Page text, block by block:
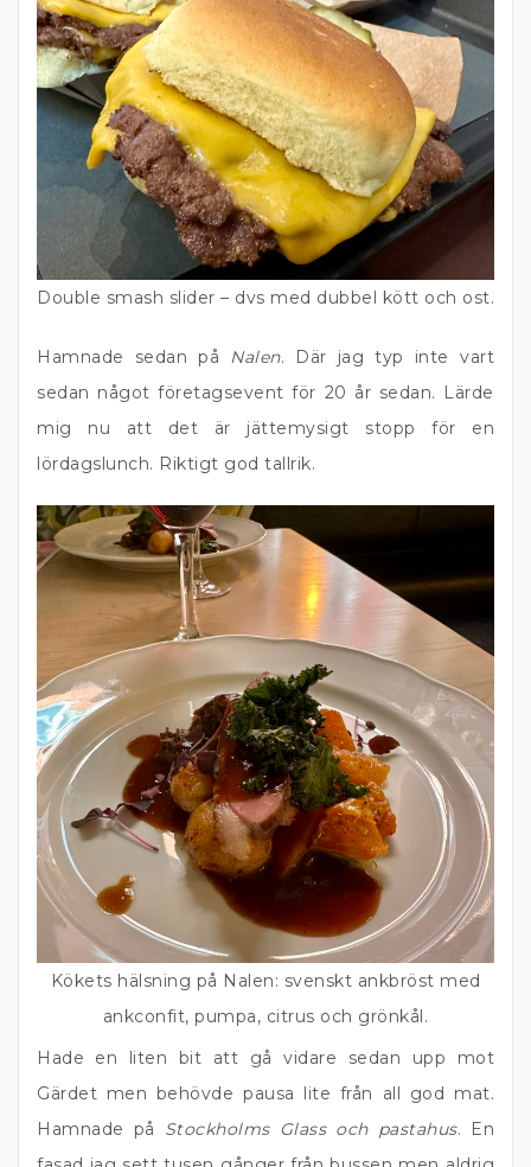
Double smash slider – dvs med dubbel kött och ost.
Hamnade sedan på Nalen. Där jag typ inte vart
sedan något företagsevent för 20 år sedan. Lärde
mig nu att det är jättemysigt stopp för en
lördagslunch. Riktigt god tallrik.
Kökets hälsning på Nalen: svenskt ankbröst med
ankconfit, pumpa, citrus och grönkål.
Hade en liten bit att gå vidare sedan upp mot
Gärdet men behövde pausa lite från all god mat.
Hamnade på Stockholms Glass och pastahus. En